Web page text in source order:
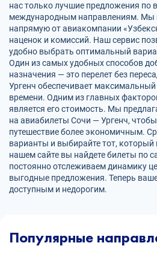
нас только лучшие предложения по
международным направлениям. Мы
напрямую от авиакомпании
наценок и комиссий. Наш сервис
удобно выбрать оптимальный
Один из самых удобных способов
назначения — это перелет без
Ургенч обеспечивает
времени. Одним из главных
является его стоимость. Мы
на авиабилеты Сочи — Ургенч,
путешествие более экономичным.
варианты и выбирайте тот,
нашем сайте вы найдете билеты по
постоянно отслеживаем динамику
выгодные предложения. Теперь
доступным и недорогим.
Популярные